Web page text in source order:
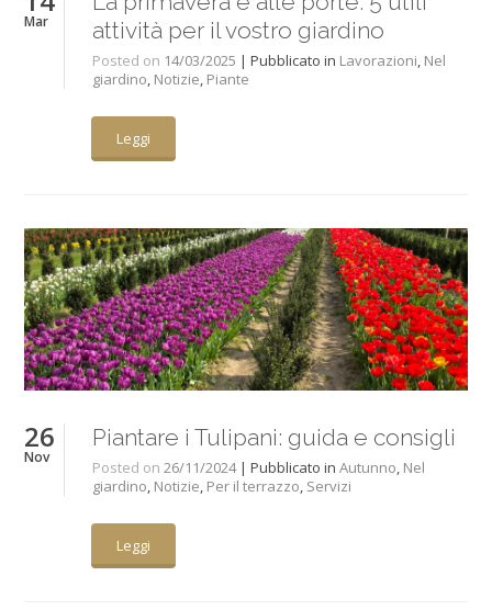
Mar
attività per il vostro giardino
Posted on 14/03/2025 | Pubblicato in Lavorazioni Nel
giardino Notizie Piante
Leggi
26
Nov
Piantare i Tulipani: guida e consigli
Posted on26/11/2024 | Pubblicato inAutunno, Nel
giardino, Notizie, Per il terrazzo, Servizi
Leggi